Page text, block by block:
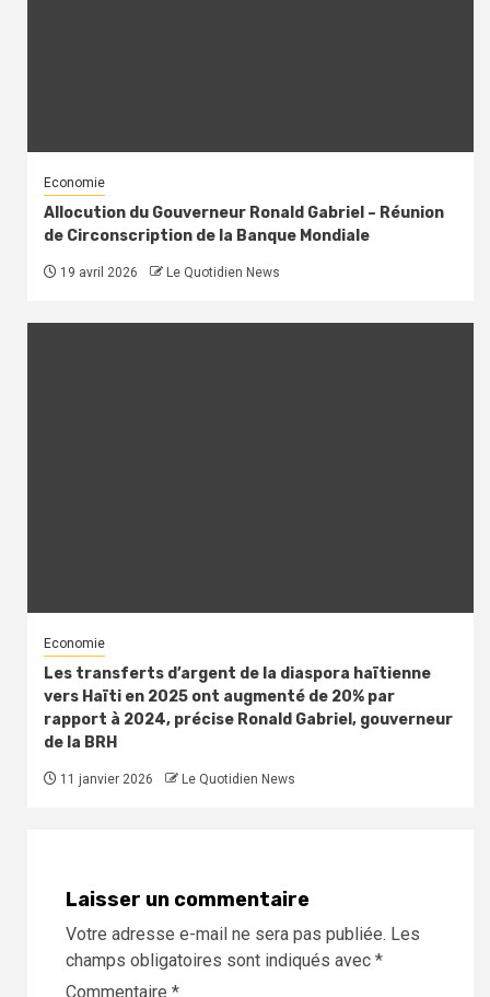
Economie
Allocution du Gouverneur Ronald Gabriel – Réunion
de Circonscription de la Banque Mondiale
19 avril 2026 Le Quotidien News
Economie
Les transferts d’argent de la diaspora haïtienne
vers Haïti en 2025 ont augmenté de 20% par
rapport à 2024, précise Ronald Gabriel, gouverneur
de la BRH
11 janvier 2026 Le Quotidien News
Laisser un commentaire
Votre adresse e-mail ne sera pas publiée. Les
champs obligatoires sont indiqués avec *
Commentaire *